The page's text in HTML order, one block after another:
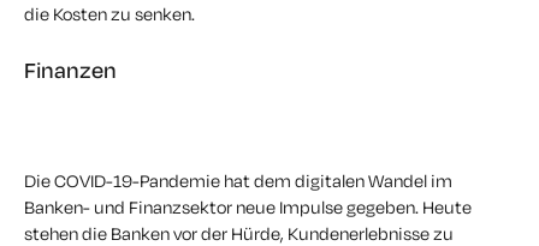
die Kosten zu senken.
Finanzen
Die COVID-19-Pandemie hat dem digitalen Wandel im
Banken- und Finanzsektor neue Impulse gegeben. Heute
stehen die Banken vor der Hürde, Kundenerlebnisse zu